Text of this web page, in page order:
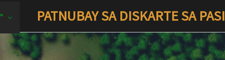
PATNUBAY SA DISKARTE SA